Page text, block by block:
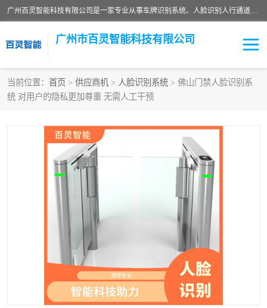
广州百灵智能科技有限公司是一家专业从事车牌识别系统、人脸识别人行通道、安防监控交通设施、停车场智能管理系统、停车场云平台、车牌识别一体机、自动道闸、通道设备、交通设施及交通划线等产品研发、生产和销售的高新技术企业。
广州市百灵智能科技有限公司
当前位置： 首页 > 供应商机 > 人脸识别系统 > 佛山门禁人脸识别系
统 对用户的隐私更加尊重 无需人工干预
安防监控红外报警系统 车牌识别系统
人脸识别系统